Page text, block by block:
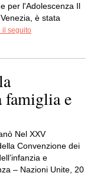
per l'Adolescenza Il
è stata
il seguito
famiglia e
Nel XXV
Convenzione dei
e
– Nazioni Unite, 20